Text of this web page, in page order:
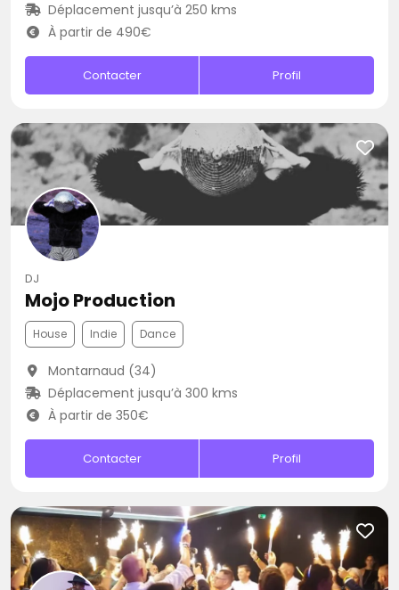
Déplacement jusqu’à 250 kms
À partir de 490€
Contacter Profil
DJ
Mojo Production
House Indie Dance
Montarnaud (34)
Déplacement jusqu’à 300 kms
À partir de 350€
Contacter Profil